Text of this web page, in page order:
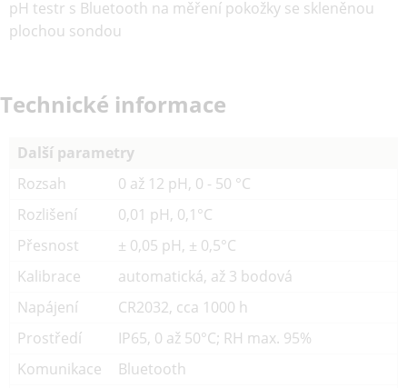
pH testr s Bluetooth na měření pokožky se skleněnou
plochou sondou
Technické informace
Další parametry
Rozsah
0 až 12 pH, 0 - 50 °C
Rozlišení
0,01 pH, 0,1°C
Přesnost
± 0,05 pH, ± 0,5°C
Kalibrace
automatická, až 3 bodová
Napájení
CR2032, cca 1000 h
Prostředí
IP65, 0 až 50°C; RH max. 95%
Komunikace
Bluetooth